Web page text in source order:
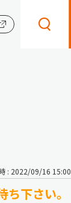
: 2022/09/16 15:00
下さい。